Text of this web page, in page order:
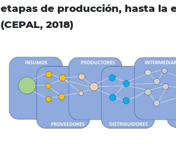
etapas de producción, hasta la
(CEPAL, 2018)